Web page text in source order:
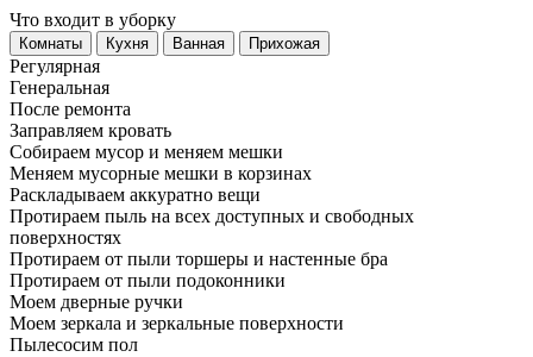
Что входит в уборку
Регу­лярная
Гене­ральная
После ремонта
Заправляем кровать
Собираем мусор и меняем мешки
Меняем мусорные мешки в корзинах
Раскладываем аккуратно вещи
Протираем пыль на всех доступных и свободных
поверхностях
Протираем от пыли торшеры и настенные бра
Протираем от пыли подоконники
Моем дверные ручки
Моем зеркала и зеркальные поверхности
Пылесосим пол